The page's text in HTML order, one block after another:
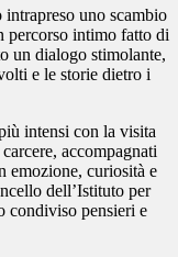
uno scambio
percorso intimo fatto di
un dialogo stimolante,
e le storie dietro i
intensi con la visita
accompagnati
emozione, curiosità e
dell’Istituto per
condiviso pensieri e